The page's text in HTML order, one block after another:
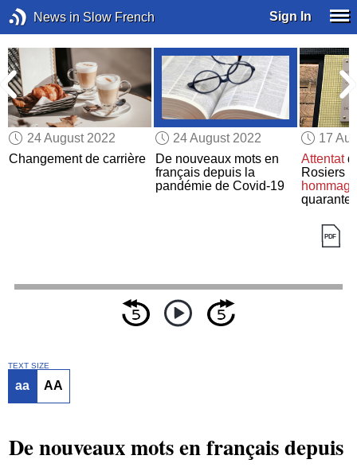
News in Slow French Sign In
24 August 2022
Changement de carrière
24 August 2022
De nouveaux mots en
français depuis la
pandémie de Covid-19
17
Attentat
Rosiers :
quarante
TEXT SIZE
aa AA
De nouveaux mots en français depuis